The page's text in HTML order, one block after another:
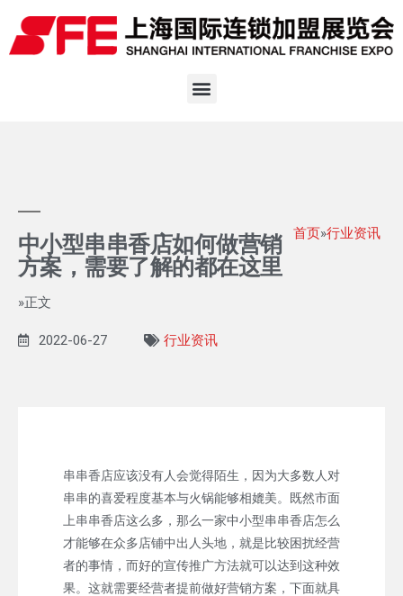
中小型串串香店如何做营销
方案，需要了解的都在这里
首页»行业资讯
»正文
2022-06-27 行业资讯
串串香店应该没有人会觉得陌生，因为大多数人对
串串的喜爱程度基本与火锅能够相媲美。既然市面
上串串香店这么多，那么一家中小型串串香店怎么
才能够在众多店铺中出人头地，就是比较困扰经营
者的事情，而好的宣传推广方法就可以达到这种效
果。这就需要经营者提前做好营销方案，下面就具